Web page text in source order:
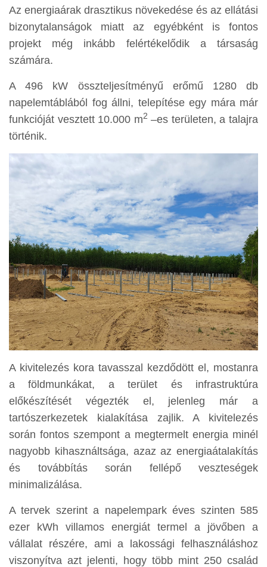
Az energiaárak drasztikus növekedése és az ellátási
bizonytalanságok miatt az egyébként is fontos
projekt még inkább felértékelődik a társaság
számára.
A 496 kW összteljesítményű erőmű 1280 db
napelemtáblából fog állni, telepítése egy mára már
funkcióját vesztett 10.000 m2 –es területen, a talajra
történik.
A kivitelezés kora tavasszal kezdődött el, mostanra
a földmunkákat, a terület és infrastruktúra
előkészítését végezték el, jelenleg már a
tartószerkezetek kialakítása zajlik. A kivitelezés
során fontos szempont a megtermelt energia minél
nagyobb kihasználtsága, azaz az energiaátalakítás
és továbbítás során fellépő veszteségek
minimalizálása.
A tervek szerint a napelempark éves szinten 585
ezer kWh villamos energiát termel a jövőben a
vállalat részére, ami a lakossági felhasználáshoz
viszonyítva azt jelenti, hogy több mint 250 család